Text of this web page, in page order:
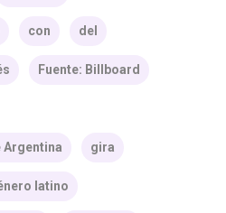
con del
Fuente: Billboard
Argentina gira
latino